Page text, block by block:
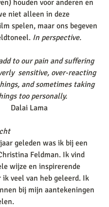
houden voor anderen en
niet alleen in deze
spelen, maar ons begeven
In perspective.
to our pain and suffering
sensitive, over-reacting
and sometimes taking
too personally.
Dalai Lama
geleden was ik bij een
Feldman. Ik vind
wijze en inspirerende
veel van heb geleerd. Ik
bij mijn aantekeningen